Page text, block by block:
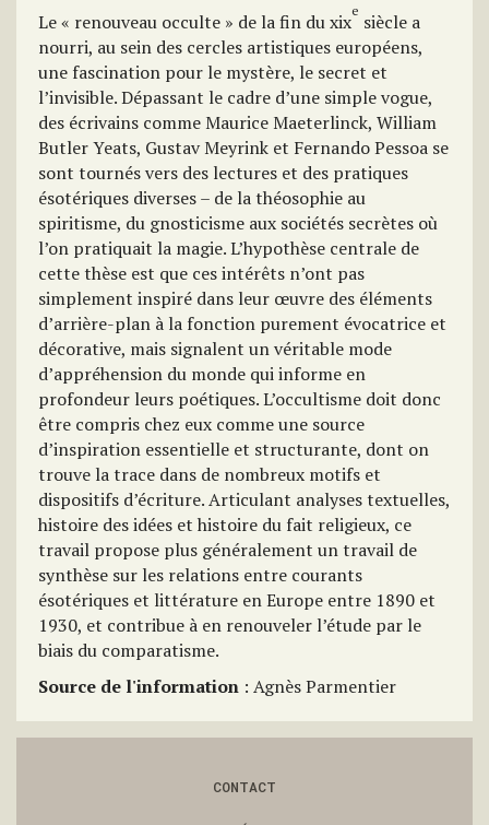
Le « renouveau occulte » de la fin du xixe siècle a
nourri, au sein des cercles artistiques européens,
une fascination pour le mystère, le secret et
l’invisible. Dépassant le cadre d’une simple vogue,
des écrivains comme Maurice Maeterlinck, William
Butler Yeats, Gustav Meyrink et Fernando Pessoa se
sont tournés vers des lectures et des pratiques
ésotériques diverses – de la théosophie au
spiritisme, du gnosticisme aux sociétés secrètes où
l’on pratiquait la magie. L’hypothèse centrale de
cette thèse est que ces intérêts n’ont pas
simplement inspiré dans leur œuvre des éléments
d’arrière-plan à la fonction purement évocatrice et
décorative, mais signalent un véritable mode
d’appréhension du monde qui informe en
profondeur leurs poétiques. L’occultisme doit donc
être compris chez eux comme une source
d’inspiration essentielle et structurante, dont on
trouve la trace dans de nombreux motifs et
dispositifs d’écriture. Articulant analyses textuelles,
histoire des idées et histoire du fait religieux, ce
travail propose plus généralement un travail de
synthèse sur les relations entre courants
ésotériques et littérature en Europe entre 1890 et
1930, et contribue à en renouveler l’étude par le
biais du comparatisme.
Source de l'information : Agnès Parmentier
CONTACT